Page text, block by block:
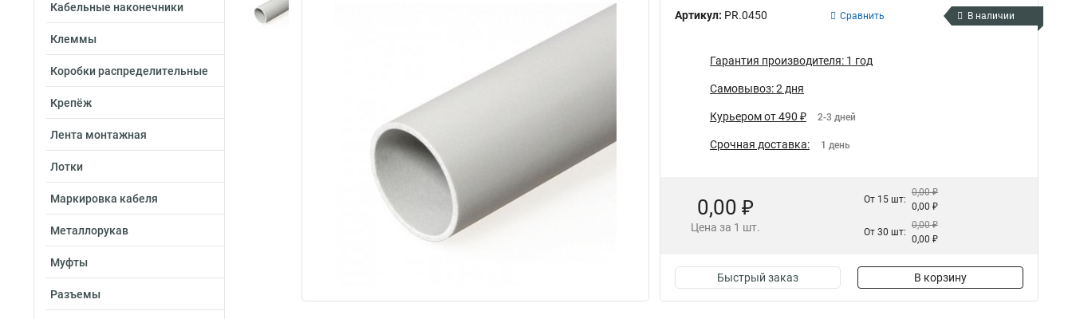
Кабельные наконечники
Клеммы
Коробки распределительные
Крепёж
Лента монтажная
Лотки
Маркировка кабеля
Металлорукав
Муфты
Разъемы
Артикул: PR.0450 Сравнить В наличии
Гарантия производителя: 1 год
Самовывоз: 2 дня
Курьером от 490 ₽ 2-3 дней
Срочная доставка: 1 день
0,00 ₽
Цена за 1 шт.
От 15 шт:
0,00 ₽
0,00 ₽
От 30 шт:
0,00 ₽
0,00 ₽
Быстрый заказ В корзину